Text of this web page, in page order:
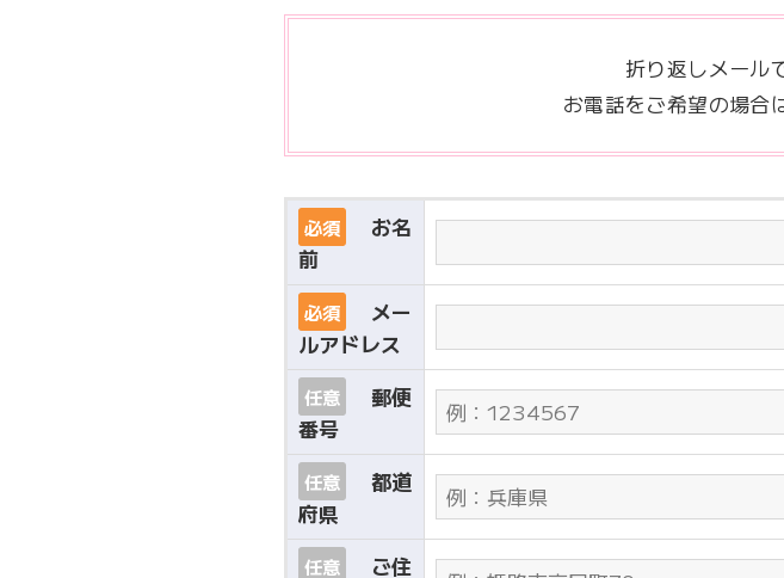
折り返しメール
お電話をご希望の場合
必須
お名
前
必須
メー
ルアドレス
任意
郵便
番号
任意
都道
府県
任意
ご住